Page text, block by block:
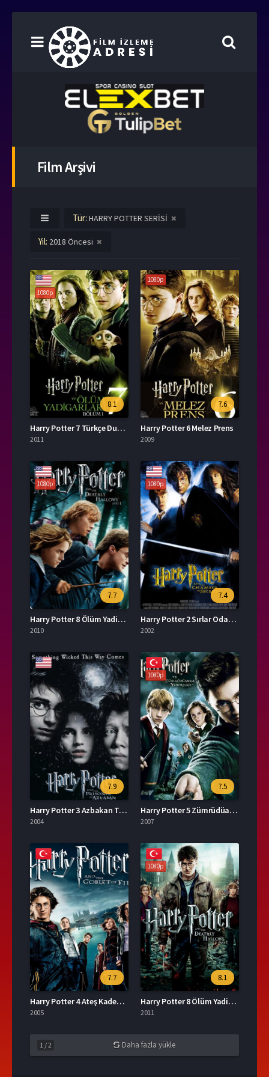
Film Arşivi
Tür: HARRY POTTER SERİSİ
Yıl: 2018 Öncesi
1080p
8.1
Harry Potter 7 Türkçe Dublaj İzle
2011
1080p
7.6
Harry Potter 6 Melez Prens
2009
1080p
7.7
Harry Potter 8 Ölüm Yadirgarları Bölüm 1 İzle
2010
1080p
7.4
Harry Potter 2 Sırlar Odası İzle
2002
7.9
Harry Potter 3 Azbakan Tutsağı İzle
2004
1080p
7.5
Harry Potter 5 Zümrüdüanka Yoldaşlığı İzle
2007
7.7
Harry Potter 4 Ateş Kadehi İzle
2005
1080p
8.1
Harry Potter 8 Ölüm Yadirgarları Bölüm 2 İzle
2011
1 /2 Daha fazla yükle